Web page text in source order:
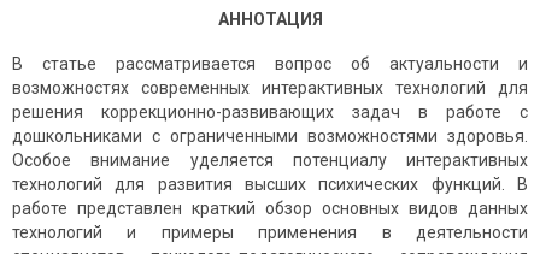
АННОТАЦИЯ
В статье рассматривается вопрос об актуальности и
возможностях современных интерактивных технологий для
решения коррекционно-развивающих задач в работе с
дошкольниками с ограниченными возможностями здоровья.
Особое внимание уделяется потенциалу интерактивных
технологий для развития высших психических функций. В
работе представлен краткий обзор основных видов данных
технологий и примеры применения в деятельности